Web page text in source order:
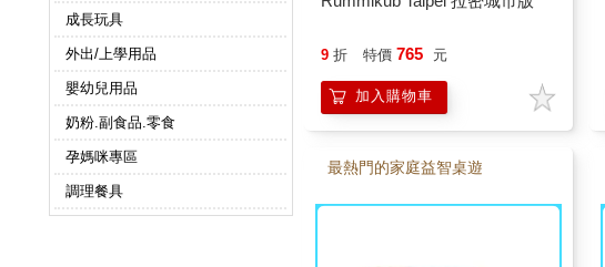
成長玩具
外出/上學用品
嬰幼兒用品
奶粉.副食品.零食
孕媽咪專區
調理餐具
9 折 特價 765 元
加入購物車
最熱門的家庭益智桌遊